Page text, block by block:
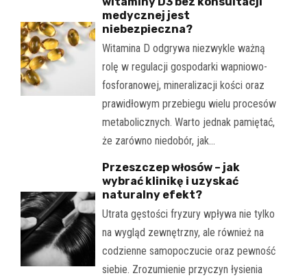
medycznej jest
niebezpieczna?
Witamina D odgrywa niezwykle ważną
rolę w regulacji gospodarki wapniowo-
fosforanowej, mineralizacji kości oraz
prawidłowym przebiegu wielu procesów
metabolicznych. Warto jednak pamiętać,
że zarówno niedobór, jak…
Przeszczep włosów – jak
wybrać klinikę i uzyskać
naturalny efekt?
Utrata gęstości fryzury wpływa nie tylko
na wygląd zewnętrzny, ale również na
codzienne samopoczucie oraz pewność
siebie. Zrozumienie przyczyn łysienia